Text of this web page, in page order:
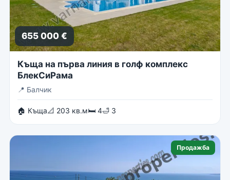
655 000 €
Къща на първа линия в голф комплекс
БлекСиРама
📍 Балчик
🏠 Къща📐 203 кв.м🛏 4🛁 3
Продажба